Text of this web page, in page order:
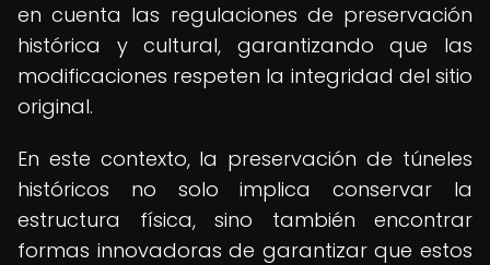
en cuenta las regulaciones de preservación
histórica y cultural, garantizando que las
modificaciones respeten la integridad del sitio
original.
En este contexto, la preservación de túneles
históricos no solo implica conservar la
estructura física, sino también encontrar
formas innovadoras de garantizar que estos